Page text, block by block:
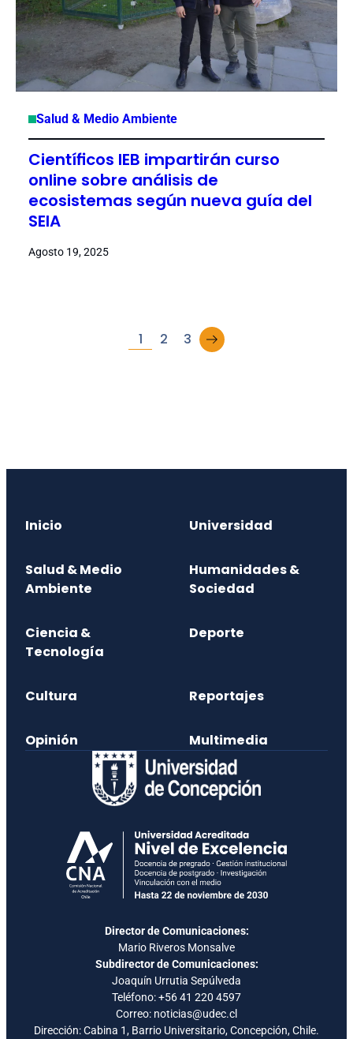
Salud & Medio Ambiente
Científicos IEB impartirán curso
online sobre análisis de
ecosistemas según nueva guía del
SEIA
Agosto 19, 2025
1 2 3 →
Inicio Universidad
Salud & Medio
Ambiente
Humanidades &
Sociedad
Ciencia &
Tecnología
Deporte
Cultura Reportajes
Opinión Multimedia
Director de Comunicaciones:
Mario Riveros Monsalve
Subdirector de Comunicaciones:
Joaquín Urrutia Sepúlveda
Teléfono:+56 41 220 4597
Correo: noticias@udec.cl
Dirección: Cabina 1, Barrio Universitario, Concepción, Chile.